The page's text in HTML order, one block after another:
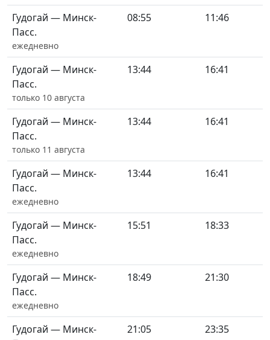
Гудогай — Минск-
Пасс.
ежедневно
08:55 11:46
Гудогай — Минск-
Пасс.
только 10 августа
13:44 16:41
Гудогай — Минск-
Пасс.
только 11 августа
13:44 16:41
Гудогай — Минск-
Пасс.
ежедневно
13:44 16:41
Гудогай — Минск-
Пасс.
ежедневно
15:51 18:33
Гудогай — Минск-
Пасс.
ежедневно
18:49 21:30
Гудогай — Минск-
21:05 23:35